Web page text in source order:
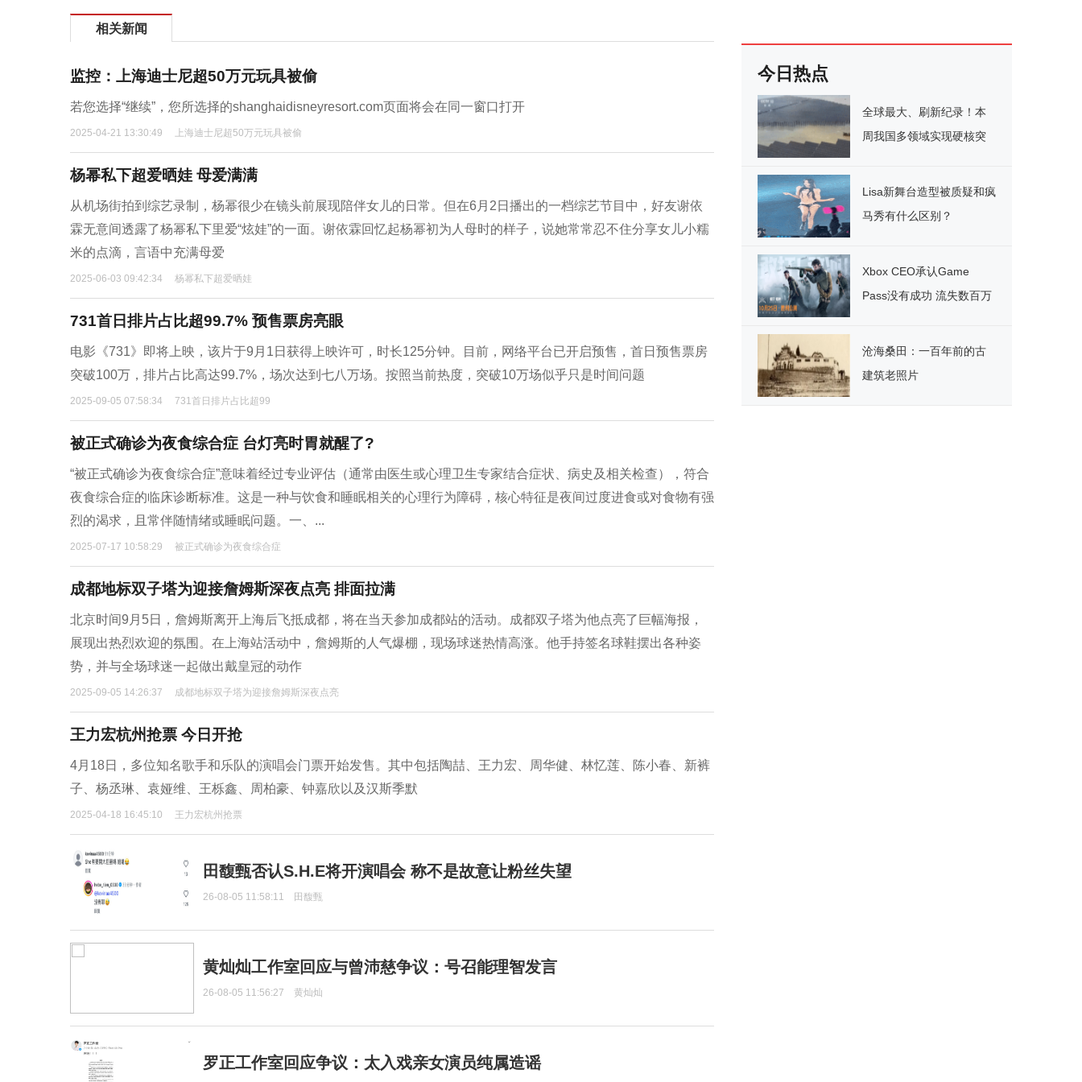
相关新闻
监控：上海迪士尼超50万元玩具被偷
若您选择“继续”，您所选择的shanghaidisneyresort.com页面将会在同一窗口打开
2025-04-21 13:30:49 上海迪士尼超50万元玩具被偷
杨幂私下超爱晒娃 母爱满满
从机场街拍到综艺录制，杨幂很少在镜头前展现陪伴女儿的日常。但在6月2日播出的一档综艺节目中，好友谢依
霖无意间透露了杨幂私下里爱“炫娃”的一面。谢依霖回忆起杨幂初为人母时的样子，说她常常忍不住分享女儿小糯
米的点滴，言语中充满母爱
2025-06-03 09:42:34 杨幂私下超爱晒娃
731首日排片占比超99.7% 预售票房亮眼
电影《731》即将上映，该片于9月1日获得上映许可，时长125分钟。目前，网络平台已开启预售，首日预售票房
突破100万，排片占比高达99.7%，场次达到七八万场。按照当前热度，突破10万场似乎只是时间问题
2025-09-05 07:58:34 731首日排片占比超99
被正式确诊为夜食综合症 台灯亮时胃就醒了?
“被正式确诊为夜食综合症”意味着经过专业评估（通常由医生或心理卫生专家结合症状、病史及相关检查），符合
夜食综合症的临床诊断标准。这是一种与饮食和睡眠相关的心理行为障碍，核心特征是夜间过度进食或对食物有强
烈的渴求，且常伴随情绪或睡眠问题。一、...
2025-07-17 10:58:29 被正式确诊为夜食综合症
成都地标双子塔为迎接詹姆斯深夜点亮 排面拉满
北京时间9月5日，詹姆斯离开上海后飞抵成都，将在当天参加成都站的活动。成都双子塔为他点亮了巨幅海报，
展现出热烈欢迎的氛围。在上海站活动中，詹姆斯的人气爆棚，现场球迷热情高涨。他手持签名球鞋摆出各种姿
势，并与全场球迷一起做出戴皇冠的动作
2025-09-05 14:26:37 成都地标双子塔为迎接詹姆斯深夜点亮
王力宏杭州抢票 今日开抢
4月18日，多位知名歌手和乐队的演唱会门票开始发售。其中包括陶喆、王力宏、周华健、林忆莲、陈小春、新裤
子、杨丞琳、袁娅维、王栎鑫、周柏豪、钟嘉欣以及汉斯季默
2025-04-18 16:45:10 王力宏杭州抢票
田馥甄否认S.H.E将开演唱会 称不是故意让粉丝失望
26-08-05 11:58:11 田馥甄
黄灿灿工作室回应与曾沛慈争议：号召能理智发言
26-08-05 11:56:27 黄灿灿
罗正工作室回应争议：太入戏亲女演员纯属造谣
今日热点
全球最大、刷新纪录！本
周我国多领域实现硬核突
Lisa新舞台造型被质疑和疯
马秀有什么区别？
Xbox CEO承认Game
Pass没有成功 流失数百万
沧海桑田：一百年前的古
建筑老照片